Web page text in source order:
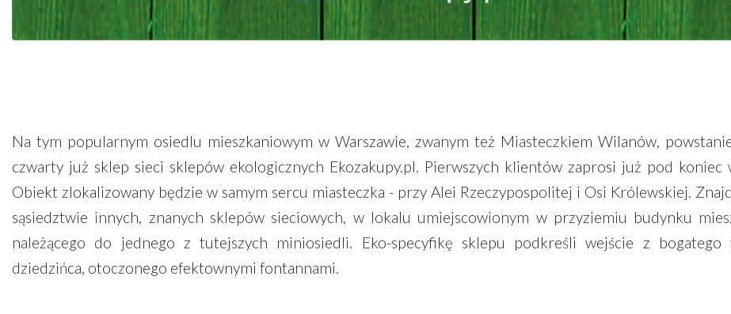
Na tym popularnym osiedlu mieszkaniowym w Warszawie, zwanym też Miasteczkiem Wilanów,
czwarty już sklep sieci sklepów ekologicznych Ekozakupy.pl. Pierwszych klientów zaprosi już pod koniec
Obiekt zlokalizowany będzie w samym sercu miasteczka - przy Alei Rzeczypospolitej i Osi Królewskiej.
sąsiedztwie innych, znanych sklepów sieciowych, w lokalu umiejscowionym w przyziemiu budynku
należącego do jednego z tutejszych miniosiedli. Eko-specyfikę sklepu podkreśli wejście z bogatego
dziedzińca, otoczonego efektownymi fontannami.